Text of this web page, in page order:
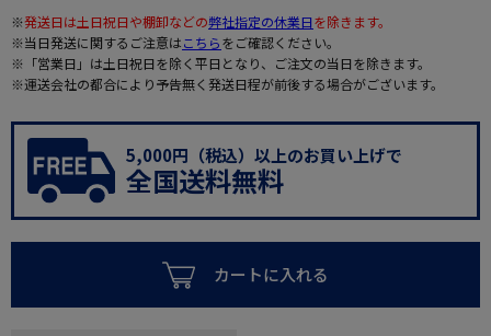
※発送日は土日祝日や棚卸などの弊社指定の休業日を除きます。
※当日発送に関するご注意はこちらをご確認ください。
※「営業日」は土日祝日を除く平日となり、ご注文の当日を除きます。
※運送会社の都合により予告無く発送日程が前後する場合がございます。
5,000円（税込）以上のお買い上げで
全国送料無料
カートに入れる